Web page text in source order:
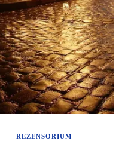
REZENSORIUM